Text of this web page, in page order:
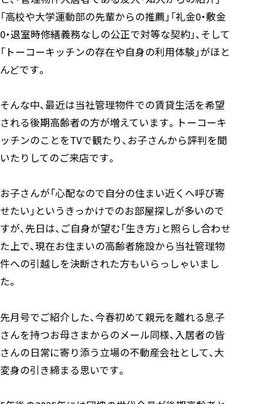
「高校や大学運動部の先輩からの推薦」「礼金0・敷金
0・退室時修繕義務なしの公正で対等な契約」、そして
「トーコーキッチンの存在や自身の利用体験」がほと
んどです。
そんな中、最近は当社管理物件での賃貸生活を希望
される後期高齢者の方が増えています。トーコーキ
ッチンのことをTVで観たり、お子さんから評判を聞
いたりしてのご来店です。
お子さんが「心配なので自分の住まい近くへ呼び寄
せたい」というきっかけでのお部屋探しが多いので
すが、先日は、ご自身が望む「生き方」と照らし合わせ
た上で、現在お住まいの高齢者施設から当社管理物
件への引越しを決断された方もいらっしゃいまし
た。
先月号でご紹介した、今春初めて親元を離れる息子
さんを持つお母さまからのメール同様、入居者の皆
さんの日常に寄り添う立場の不動産会社として、大
変身の引き締まる思いです。